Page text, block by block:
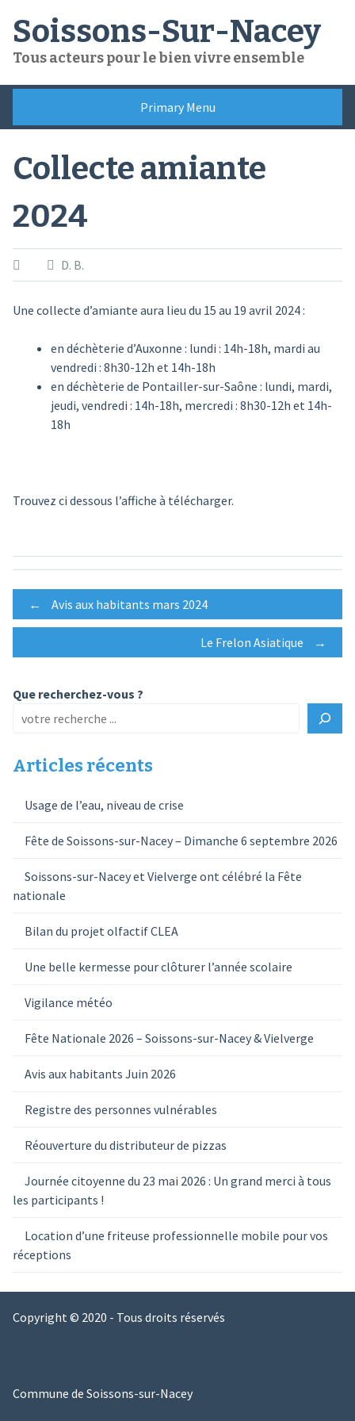
content
Soissons-Sur-Nacey
Tous acteurs pour le bien vivre ensemble
Primary Menu
Collecte amiante
2024
D. B.
Une collecte d’amiante aura lieu du 15 au 19 avril 2024 :
en déchèterie d’Auxonne : lundi : 14h-18h, mardi au
vendredi : 8h30-12h et 14h-18h
en déchèterie de Pontailler-sur-Saône : lundi, mardi,
jeudi, vendredi : 14h-18h, mercredi : 8h30-12h et 14h-
18h
Trouvez ci dessous l’affiche à télécharger.
Post
navigation
← Avis aux habitants mars 2024
Le Frelon Asiatique →
Que recherchez-vous ?
Articles récents
Usage de l’eau, niveau de crise
Fête de Soissons-sur-Nacey – Dimanche 6 septembre 2026
Soissons-sur-Nacey et Vielverge ont célébré la Fête
nationale
Bilan du projet olfactif CLEA
Une belle kermesse pour clôturer l’année scolaire
Vigilance météo
Fête Nationale 2026 – Soissons-sur-Nacey & Vielverge
Avis aux habitants Juin 2026
Registre des personnes vulnérables
Réouverture du distributeur de pizzas
Journée citoyenne du 23 mai 2026 : Un grand merci à tous
les participants !
Location d’une friteuse professionnelle mobile pour vos
réceptions
Copyright © 2020 - Tous droits réservés
Commune de Soissons-sur-Nacey